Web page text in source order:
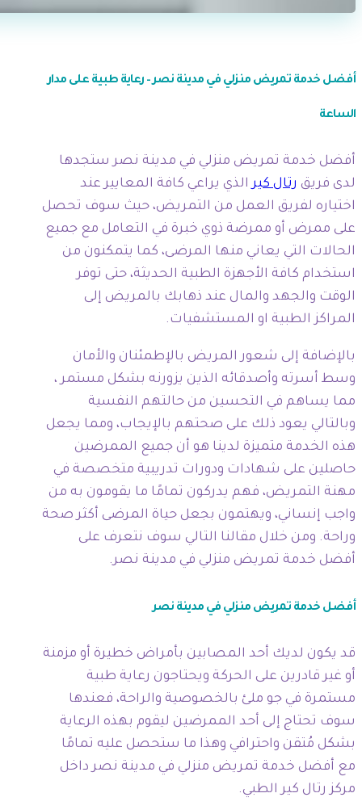
أفضل خدمة تمريض منزلي في مدينة نصر – رعاية طبية على مدار
الساعة
أفضل خدمة تمريض منزلي في مدينة نصر ستجدها
لدى فريق رتال كيرالذي يراعي كافة المعايير عند
اختياره لفريق العمل من التمريض، حيث سوف تحصل
على ممرض أو ممرضة ذوي خبرة في التعامل مع جميع
الحالات التي يعاني منها المرضى، كما يتمكنون من
استخدام كافة الأجهزة الطبية الحديثة، حتى توفر
الوقت والجهد والمال عند ذهابك بالمريض إلى
المراكز الطبية او المستشفيات.
بالإضافة إلى شعور المريض بالإطمئنان والأمان
وسط أسرته وأصدقائه الذين يزورنه بشكل مستمر ،
مما يساهم في التحسين من حالتهم النفسية
وبالتالي يعود ذلك على صحتهم بالإيجاب، ومما يجعل
هذه الخدمة متميزة لدينا هو أن جميع الممرضين
حاصلين على شهادات ودورات تدريبية متخصصة في
مهنة التمريض، فهم يدركون تمامًا ما يقومون به من
واجب إنساني، ويهتمون بجعل حياة المرضى أكثر صحة
وراحة. ومن خلال مقالنا التالي سوف نتعرف على
أفضل خدمة تمريض منزلي في مدينة نصر.
أفضل خدمة تمريض منزلي في مدينة نصر
قد يكون لديك أحد المصابين بأمراض خطيرة أو مزمنة
أو غير قادرين على الحركة ويحتاجون رعاية طبية
مستمرة في جو ملئ بالخصوصية والراحة، فعندها
سوف تحتاج إلى أحد الممرضين ليقوم بهذه الرعاية
بشكل مُتقن واحترافي وهذا ما ستحصل عليه تمامًا
مع أفضل خدمة تمريض منزلي في مدينة نصر داخل
مركز رتال كير الطبي.